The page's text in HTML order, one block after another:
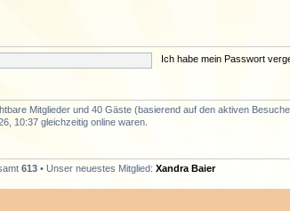
Ich habe mein Passwort
Mitglieder und 40 Gäste (basierend auf den aktiven
10:37 gleichzeitig online waren.
613 • Unser neuestes Mitglied: Xandra Baier